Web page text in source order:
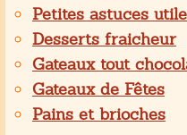
Petites astuces
Desserts fraicheur
Gateaux tout
Gateaux de Fêtes
Pains et brioches